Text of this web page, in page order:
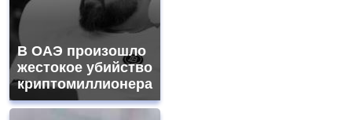
В ОАЭ произошло
жестокое убийство
криптомиллионера